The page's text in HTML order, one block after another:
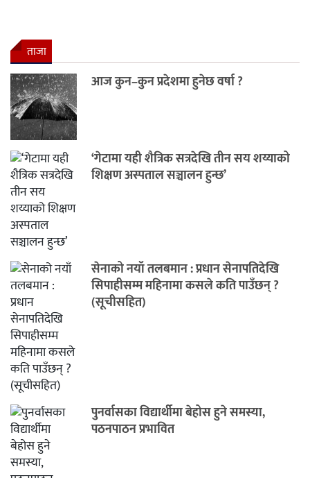
ताजा
आज कुन–कुन प्रदेशमा हुनेछ वर्षा ?
‘गेटामा यही शैत्रिक सत्रदेखि तीन सय शय्याको
शिक्षण अस्पताल सञ्चालन हुन्छ’
सेनाको नयाँ तलबमान : प्रधान सेनापतिदेखि
सिपाहीसम्म महिनामा कसले कति पाउँछन् ?
(सूचीसहित)
पुनर्वासका विद्यार्थीमा बेहोस हुने समस्या,
पठनपाठन प्रभावित